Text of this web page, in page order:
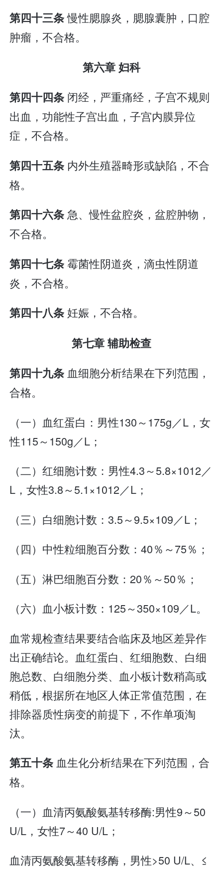
第四十三条慢性腮腺炎，腮腺囊肿，口腔
肿瘤，不合格。
第六章 妇科
第四十四条 闭经，严重痛经，子宫不规则
出血，功能性子宫出血，子宫内膜异位
症，不合格。
第四十五条 内外生殖器畸形或缺陷，不合
格。
第四十六条急、慢性盆腔炎，盆腔肿物，
不合格。
第四十七条霉菌性阴道炎，滴虫性阴道
炎，不合格。
第四十八条妊娠，不合格。
第七章 辅助检查
第四十九条血细胞分析结果在下列范围，
合格。
（一）血红蛋白：男性130～175g／L，女
性115～150g／L；
（二）红细胞计数：男性4.3～5.8×1012／
L，女性3.8～5.1×1012／L；
（三）白细胞计数：3.5～9.5×109／L；
（四）中性粒细胞百分数：40％～75％；
（五）淋巴细胞百分数：20％～50％；
（六）血小板计数：125～350×109／L。
血常规检查结果要结合临床及地区差异作
出正确结论。血红蛋白、红细胞数、白细
胞总数、白细胞分类、血小板计数稍高或
稍低，根据所在地区人体正常值范围，在
排除器质性病变的前提下，不作单项淘
汰。
第五十条血生化分析结果在下列范围，合
格。
（一）血清丙氨酸氨基转移酶:男性9～50
U/L，女性7～40 U/L；
血清丙氨酸氨基转移酶，男性>50 U/L、≤